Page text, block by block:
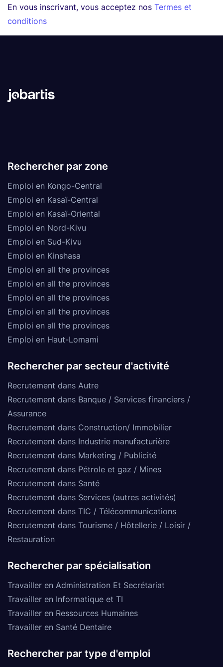
En vous inscrivant, vous acceptez nos Termes et
conditions
Rechercher par zone
Emploi en Kongo-Central
Emploi en Kasaï-Central
Emploi en Kasaï-Oriental
Emploi en Nord-Kivu
Emploi en Sud-Kivu
Emploi en Kinshasa
Emploi en all the provinces
Emploi en all the provinces
Emploi en all the provinces
Emploi en all the provinces
Emploi en all the provinces
Emploi en Haut-Lomami
Rechercher par secteur d'activité
Recrutement dans Autre
Recrutement dans Banque / Services financiers /
Assurance
Recrutement dans Construction/ Immobilier
Recrutement dans Industrie manufacturière
Recrutement dans Marketing / Publicité
Recrutement dans Pétrole et gaz / Mines
Recrutement dans Santé
Recrutement dans Services (autres activités)
Recrutement dans TIC / Télécommunications
Recrutement dans Tourisme / Hôtellerie / Loisir /
Restauration
Rechercher par spécialisation
Travailler en Administration Et Secrétariat
Travailler en Informatique et TI
Travailler en Ressources Humaines
Travailler en Santé Dentaire
Rechercher par type d'emploi